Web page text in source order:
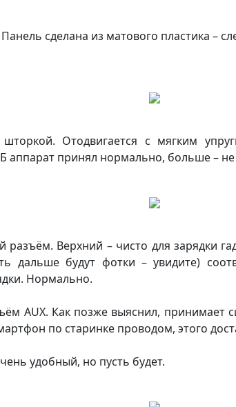
сделана из матового пластика –
Отодвигается с мягким
аппарат принял нормально, больше –
Верхний – чисто для зарядки
дальше будут фотки – увидите)
Нормально.
AUX. Как позже выяснил, принимает
по старинке проводом, этого
удобный, но пусть будет.